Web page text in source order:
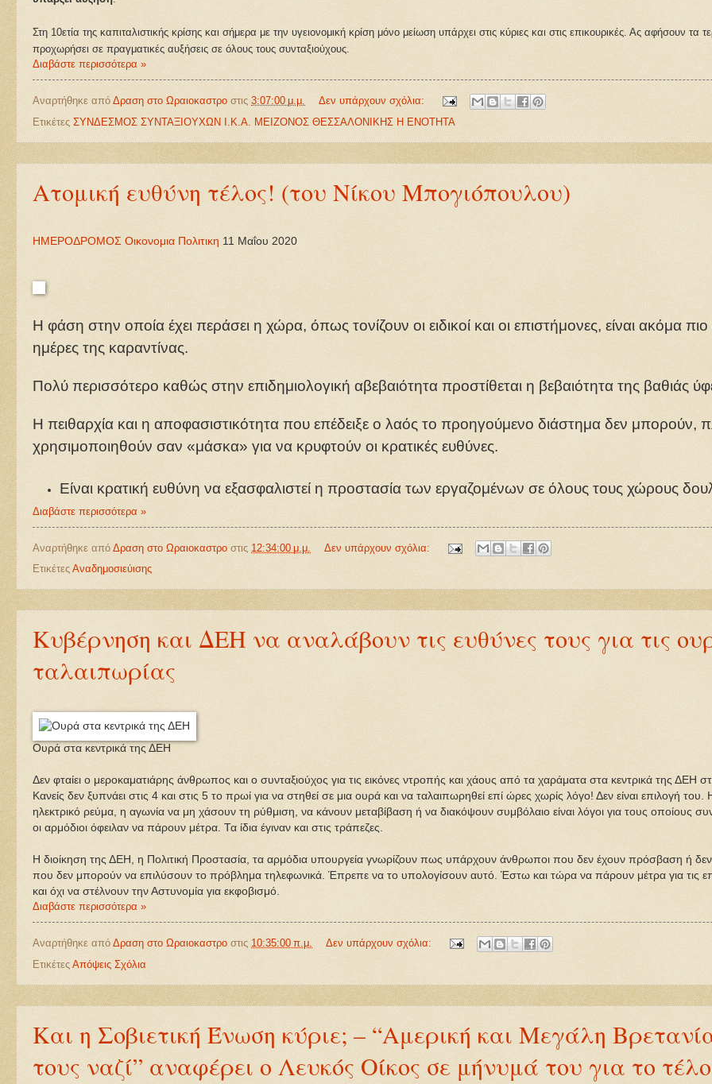
Στη 10ετία της καπιταλιστικής κρίσης και σήμερα με την υγειονομική κρίση μόνο μείωση υπάρχει στις κύριες και στις επικουρικές. Ας αφήσουν τα
προχωρήσει σε πραγματικές αυξήσεις σε όλους τους συνταξιούχους.
Διαβάστε περισσότερα »
Αναρτήθηκε από Δραση στο Ωραιοκαστρο στις 3:07:00 μ.μ.
Δεν υπάρχουν σχόλια:
Ετικέτες ΣΥΝΔΕΣΜΟΣ ΣΥΝΤΑΞΙΟΥΧΩΝ Ι.Κ.Α. ΜΕΙΖΟΝΟΣ ΘΕΣΣΑΛΟΝΙΚΗΣ Η ΕΝΟΤΗΤΑ
Ατομική ευθύνη τέλος! (του Νίκου Μπογιόπουλου)
ΗΜΕΡΟΔΡΟΜΟΣ Οικονομια Πολιτικη 11 Μαΐου 2020
Η φάση στην οποία έχει περάσει η χώρα, όπως τονίζουν οι ειδικοί και οι επιστήμονες, είναι ακόμα
ημέρες της καραντίνας.
Πολύ περισσότερο καθώς στην επιδημιολογική αβεβαιότητα προστίθεται η βεβαιότητα της βαθιάς
Η πειθαρχία και η αποφασιστικότητα που επέδειξε ο λαός το προηγούμενο διάστημα δεν μπορούν,
χρησιμοποιηθούν σαν «μάσκα» για να κρυφτούν οι κρατικές ευθύνες.
Είναι κρατική ευθύνη να εξασφαλιστεί η προστασία των εργαζομένων σε όλους τους χώρους
Διαβάστε περισσότερα »
Αναρτήθηκε από Δραση στο Ωραιοκαστρο στις 12:34:00 μ.μ.
Δεν υπάρχουν σχόλια:
Ετικέτες Αναδημοσιεύισης
Κυβέρνηση και ΔΕΗ να αναλάβουν τις ευθύνες τους για τις
ταλαιπωρίας
Ουρά στα κεντρικά της ΔΕΗ
Δεν φταίει ο μεροκαματιάρης άνθρωπος και ο συνταξιούχος για τις εικόνες ντροπής και χάους από τα χαράματα στα κεντρικά της ΔΕΗ
Κανείς δεν ξυπνάει στις 4 και στις 5 το πρωί για να στηθεί σε μια ουρά και να ταλαιπωρηθεί επί ώρες χωρίς λόγο! Δεν είναι επιλογή
ηλεκτρικό ρεύμα, η αγωνία να μη χάσουν τη ρύθμιση, να κάνουν μεταβίβαση ή να διακόψουν συμβόλαιο είναι λόγοι για τους οποίους
οι αρμόδιοι όφειλαν να πάρουν μέτρα. Τα ίδια έγιναν και στις τράπεζες.
Η διοίκηση της ΔΕΗ, η Πολιτική Προστασία, τα αρμόδια υπουργεία γνωρίζουν πως υπάρχουν άνθρωποι που δεν έχουν πρόσβαση ή δεν
που δεν μπορούν να επιλύσουν το πρόβλημα τηλεφωνικά. Έπρεπε να το υπολογίσουν αυτό. Έστω και τώρα να πάρουν μέτρα για τις
και όχι να στέλνουν την Αστυνομία για εκφοβισμό.
Διαβάστε περισσότερα »
Αναρτήθηκε από Δραση στο Ωραιοκαστρο στις 10:35:00 π.μ.
Δεν υπάρχουν σχόλια:
Ετικέτες Απόψεις Σχόλια
Και η Σοβιετική Ένωση κύριε; – “Aμερική και Μεγάλη
τους ναζί” αναφέρει ο Λευκός Οίκος σε μήνυμά του για το